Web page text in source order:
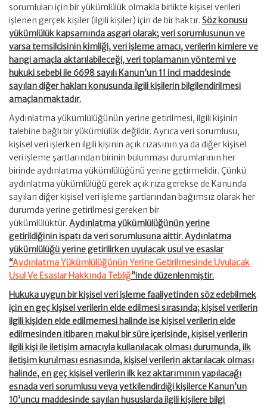
sorumluları için bir yükümlülük olmakla birlikte kişisel verileri
işlenen gerçek kişiler (ilgili kişiler) için de bir haktır. Söz konusu
yükümlülük kapsamında asgari olarak; veri sorumlusunun ve
varsa temsilcisinin kimliği, veri işleme amacı, verilerin kimlere ve
hangi amaçla aktarılabileceği, veri toplamanın yöntemi ve
hukuki sebebi ile 6698 sayılı Kanun’un 11 inci maddesinde
sayılan diğer hakları konusunda ilgili kişilerin bilgilendirilmesi
amaçlanmaktadır.
Aydınlatma yükümlülüğünün yerine getirilmesi, ilgili kişinin
talebine bağlı bir yükümlülük değildir. Ayrıca veri sorumlusu,
kişisel veri işlerken ilgili kişinin açık rızasının ya da diğer kişisel
veri işleme şartlarından birinin bulunması durumlarının her
birinde aydınlatma yükümlülüğünü yerine getirmelidir. Çünkü
aydınlatma yükümlülüğü gerek açık rıza gerekse de Kanunda
sayılan diğer kişisel veri işleme şartlarından bağımsız olarak her
durumda yerine getirilmesi gereken bir
yükümlülüktür. Aydınlatma yükümlülüğünün yerine
getirildiğinin ispatı da veri sorumlusuna aittir. Aydınlatma
yükümlülüğü yerine getirilirken uyulacak usul ve esaslar
“Aydınlatma Yükümlülüğünün Yerine Getirilmesinde Uyulacak
Usul Ve Esaslar Hakkında Tebliğ”inde düzenlenmiştir.
Hukuka uygun bir kişisel veri işleme faaliyetinden söz edebilmek
için en geç kişisel verilerin elde edilmesi sırasında; kişisel verilerin
ilgili kişiden elde edilmemesi halinde ise kişisel verilerin elde
edilmesinden itibaren makul bir süre içerisinde, kişisel verilerin
ilgili kişi ile iletişim amacıyla kullanılacak olması durumunda, ilk
iletişim kurulması esnasında, kişisel verilerin aktarılacak olması
halinde, en geç kişisel verilerin ilk kez aktarımının yapılacağı
esnada veri sorumlusu veya yetkilendirdiği kişilerce Kanun’un
10’uncu maddesinde sayılan hususlarda ilgili kişilere bilgi